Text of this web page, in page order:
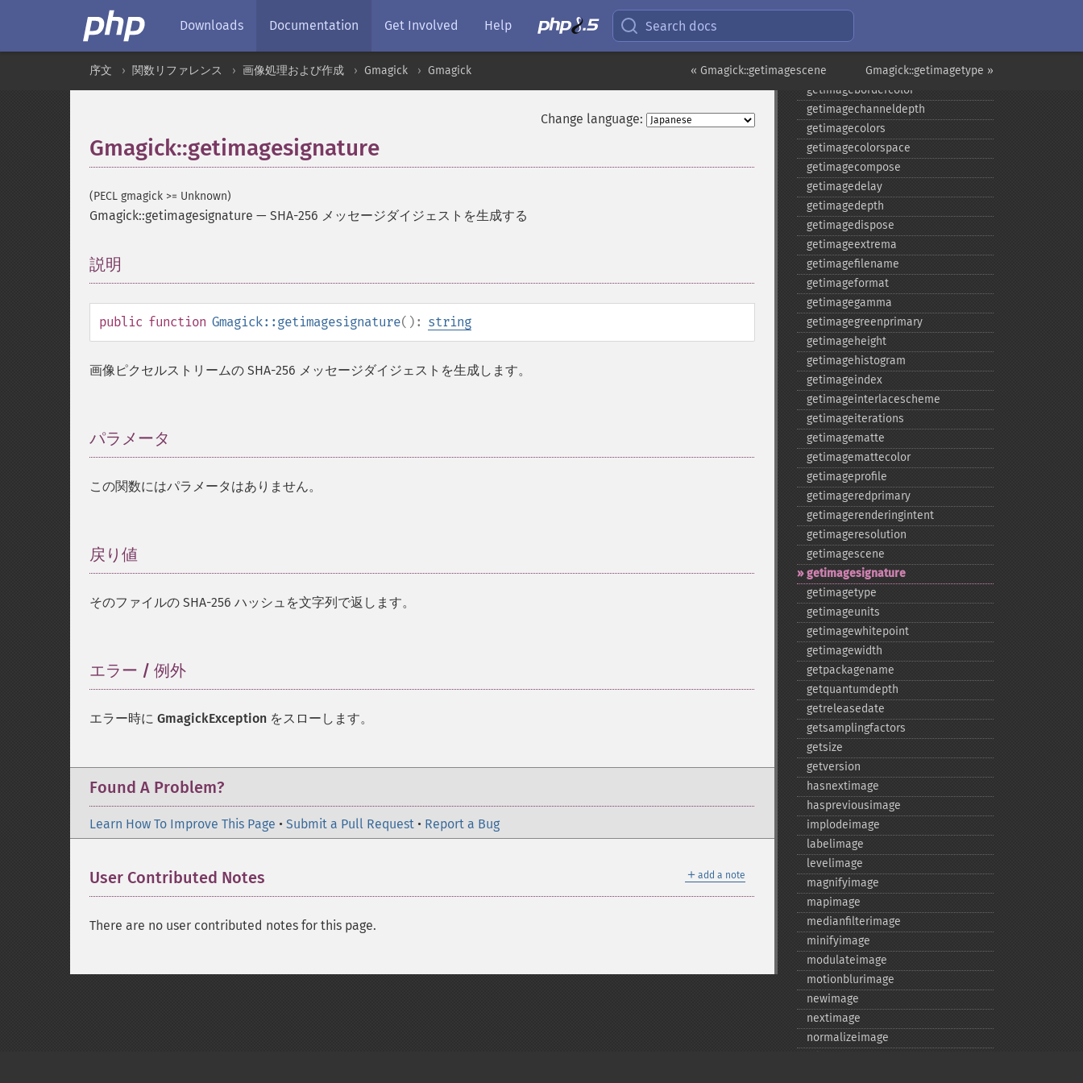
Downloads Documentation Get Involved Help Search docs
Gmagick::getimagetype »
« Gmagick::getimagescene
序文 関数リファレンス 画像処理および作成 Gmagick Gmagick
Change language:
Gmagick::getimagesignature
(PECL gmagick >= Unknown)
Gmagick::getimagesignature — SHA-256 メッセージダイジェストを生成する
説明
public function Gmagick::getimagesignature(): string
画像ピクセルストリームの SHA-256 メッセージダイジェストを生成します。
パラメータ
この関数にはパラメータはありません。
戻り値
そのファイルの SHA-256 ハッシュを文字列で返します。
エラー / 例外
エラー時に GmagickException をスローします。
Found A Problem?
Learn How To Improve This Page • Submit a Pull Request • Report a Bug
＋ add a note
User Contributed Notes
There are no user contributed notes for this page.
getcopyright
getimagebackgroundcolor
getimageblueprimary
getimagebordercolor
getimagechanneldepth
getimagecolors
getimagecolorspace
getimagecompose
getimagedelay
getimagedepth
getimagedispose
getimageextrema
getimagefilename
getimageformat
getimagegamma
getimagegreenprimary
getimageheight
getimagehistogram
getimageindex
getimageinterlacescheme
getimageiterations
getimagematte
getimagemattecolor
getimageprofile
getimageredprimary
getimagerenderingintent
getimageresolution
getimagescene
getimagesignature
getimagetype
getimageunits
getimagewhitepoint
getimagewidth
getpackagename
getquantumdepth
getreleasedate
getsamplingfactors
getsize
getversion
hasnextimage
haspreviousimage
implodeimage
labelimage
levelimage
magnifyimage
mapimage
medianfilterimage
minifyimage
modulateimage
motionblurimage
newimage
nextimage
normalizeimage